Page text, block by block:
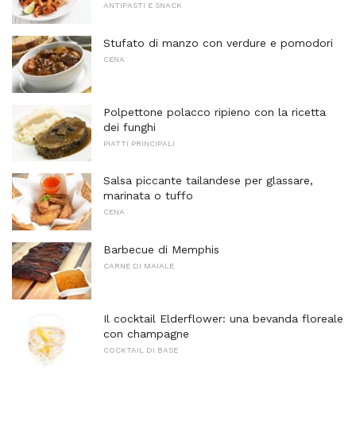
ANTIPASTI E SNACK
Stufato di manzo con verdure e pomodori
CENA
Polpettone polacco ripieno con la ricetta
dei funghi
PIATTI PRINCIPALI
Salsa piccante tailandese per glassare,
marinata o tuffo
CENA
Barbecue di Memphis
CARNE DI MAIALE
Il cocktail Elderflower: una bevanda floreale
con champagne
COCKTAIL DI BASE